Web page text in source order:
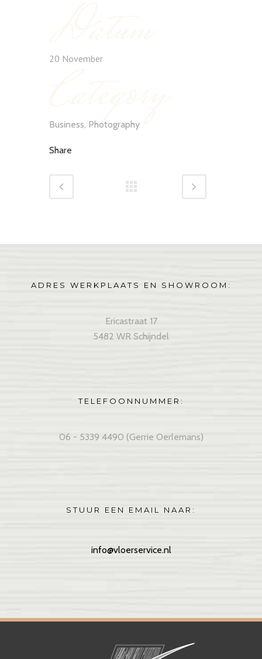
20 November
Business, Photography
Share
ADRES WERKPLAATS EN SHOWROOM:
Ericastraat 17
5482 WR Schijndel
TELEFOONNUMMER:
06 - 5339 4490 (Gerrie Oerlemans)
STUUR EEN EMAIL NAAR:
info@vloerservice.nl